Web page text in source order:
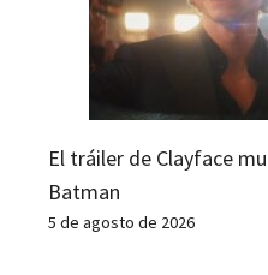
El tráiler de Clayface
Batman
5 de agosto de 2026